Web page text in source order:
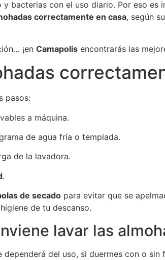
y bacterias con el uso diario. Por eso
correctamente en casa, según
¡en Camapolis encontrarás las
pasos:
a máquina.
de agua fría o templada.
de la lavadora.
.
de secado para evitar que se
de tu descanso.
lavar las
dependerá del uso, si duermes con o